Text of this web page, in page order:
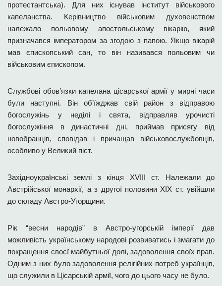
протестантська). Для них існував інститут військового
капеланства. Керівництво військовим духовенством
належало польовому апостольському вікарію, який
призначався імператором за згодою з папою. Якщо вікарій
мав єпископський сан, то він називався польовим чи
військовим єпископом.
Службові обов’язки капелана цісарської армії у мирні часи
були наступні. Він об’їжджав свій район з відправою
богослужінь у неділі і свята, відправляв урочисті
богослужіння в династичні дні, приймав присягу від
новобранців, сповідав і причащав військовослужбовців,
особливо у Великий піст.
Західноукраїнські землі з кінця ХVІІІ ст. Належали до
Австрійської монархії, а з другої половини ХІХ ст. увійшли
до складу Австро-Угорщини.
Рік “весни народів” в Австро-угорській імперії дав
можливість українському народові розвиватись і змагати до
покращення своєї майбутньої долі, задоволення своїх прав.
Одним з них було задоволення релігійних потреб українців,
що служили в Цісарській армії, чого до цього часу не було.